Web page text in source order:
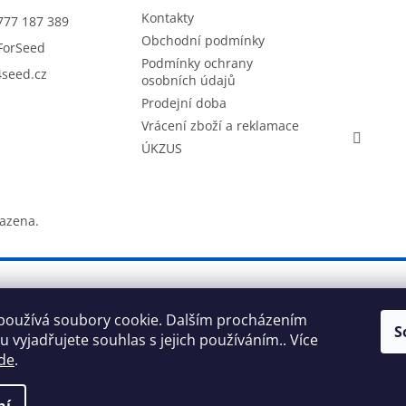
soubory cookie. Dalším procházením
vyjadřujete souhlas s jejich používáním.. Více
.
187 389
Kontakty
Obchodní podmínky
Podmínky ochrany
osobních údajů
Prodejní doba
Vrácení zboží a reklamace
ÚKZUS